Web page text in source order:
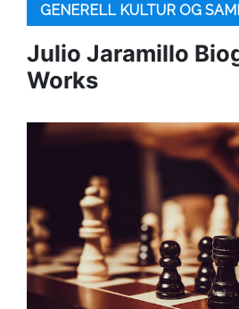
GENERELL KULTUR OG
Julio Jaramillo
Works